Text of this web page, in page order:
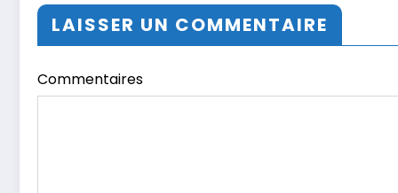
LAISSER UN COMMENTAIRE
Commentaires